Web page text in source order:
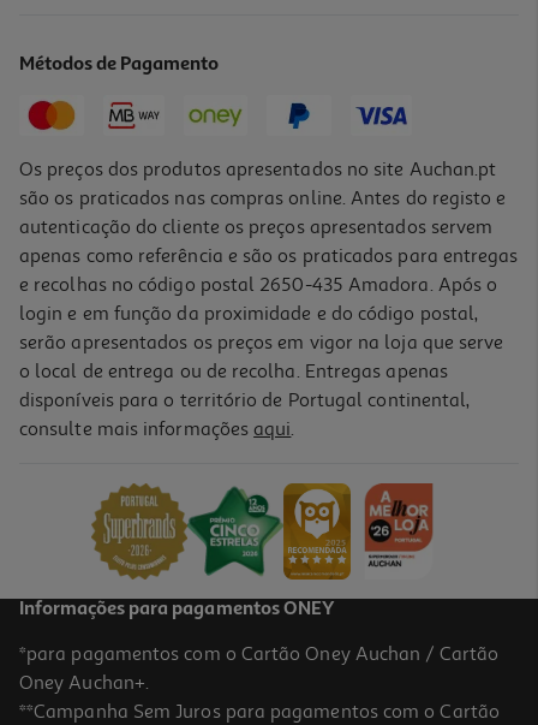
Métodos de Pagamento
Os preços dos produtos apresentados no site Auchan.pt
são os praticados nas compras online. Antes do registo e
autenticação do cliente os preços apresentados servem
apenas como referência e são os praticados para entregas
e recolhas no código postal 2650-435 Amadora. Após o
login e em função da proximidade e do código postal,
serão apresentados os preços em vigor na loja que serve
o local de entrega ou de recolha. Entregas apenas
disponíveis para o território de Portugal continental,
consulte mais informações aqui.
Informações para pagamentos ONEY
*para pagamentos com o Cartão Oney Auchan / Cartão
Oney Auchan+.
**Campanha Sem Juros para pagamentos com o Cartão